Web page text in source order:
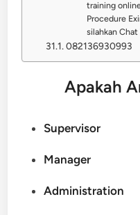
training
Procedure
silahkan
082136930993
Apakah
Supervisor
Manager
Administration